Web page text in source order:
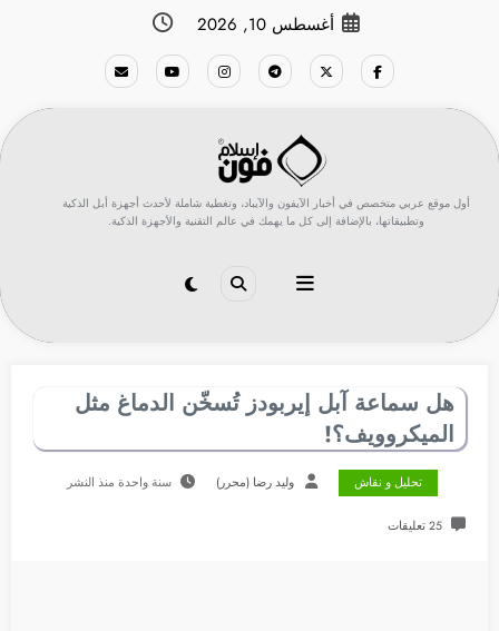
أغسطس 10, 2026
أول موقع عربي متخصص في أخبار الآيفون والآيباد، وتغطية شاملة لأحدث أجهزة أبل الذكية
وتطبيقاتها، بالإضافة إلى كل ما يهمك في عالم التقنية والأجهزة الذكية.
هل سماعة آبل إيربودز تُسخّن الدماغ مثل
الميكروويف؟!
تحليل و نقاش وليد رضا (محرر) سنة واحدة منذ النشر
25 تعليقات